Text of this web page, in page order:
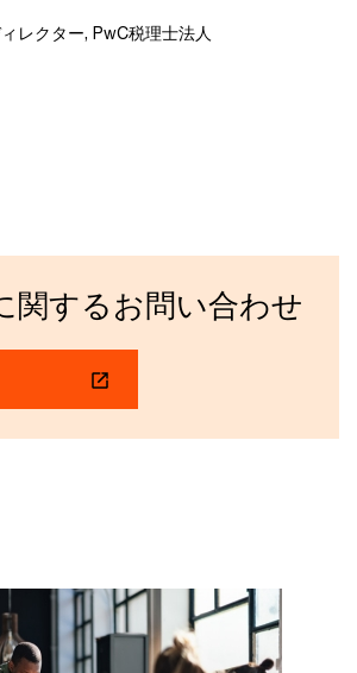
レクター, PwC税理士法人
関するお問い合わせ